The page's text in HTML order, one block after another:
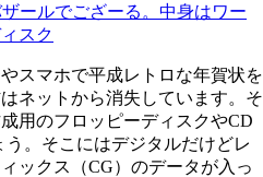
ールでござーる。中身はワー
スク
スマホで平成レトロな年賀状を
ネットから消失しています。そ
用のフロッピーディスクやCD
。そこにはデジタルだけどレ
ックス（CG）のデータが入っ